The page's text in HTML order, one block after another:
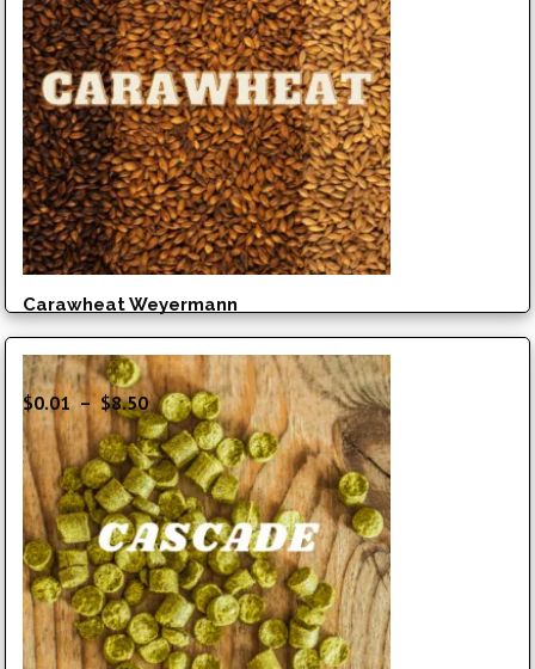
prix :
$0.01
à
$7.25
Carawheat Weyermann
$0.01 – $8.50Plage
de
prix :
$0.01
à
$8.50